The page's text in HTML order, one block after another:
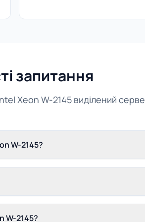
запитання
Xeon W-2145 виділений
W-2145?
W-2145?